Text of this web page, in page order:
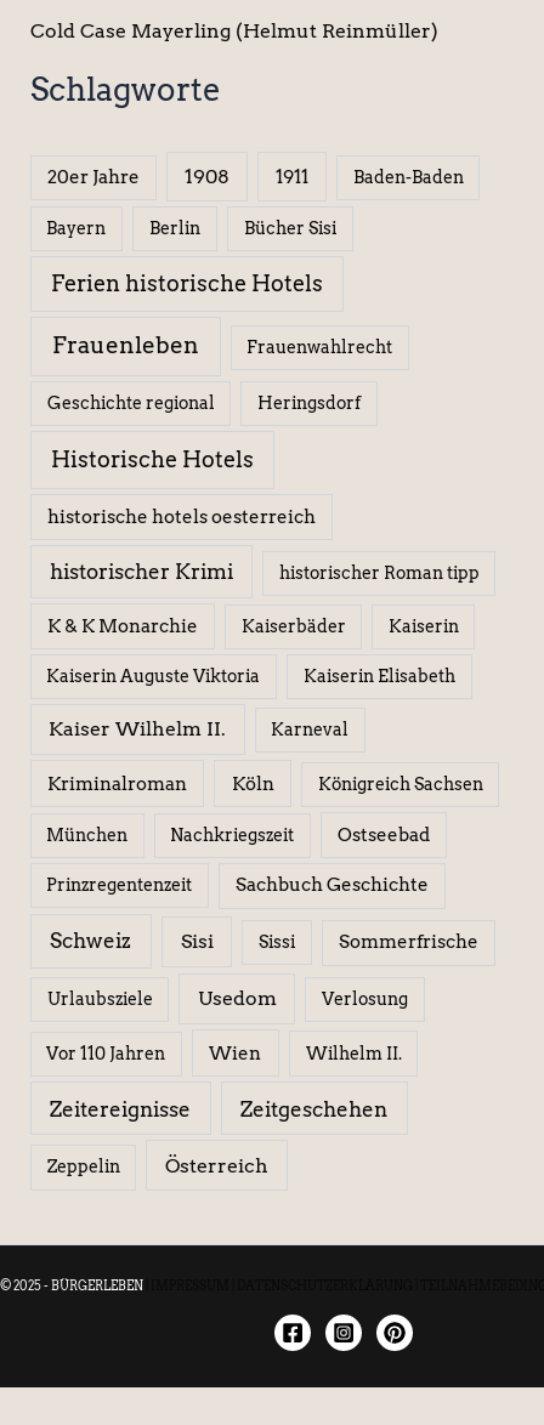
Cold Case Mayerling (Helmut Reinmüller)
Schlagworte
20er Jahre 1908 1911 Baden-Baden
Bayern Berlin Bücher Sisi
Ferien historische Hotels
Frauenleben Frauenwahlrecht
Geschichte regional Heringsdorf
Historische Hotels
historische hotels oesterreich
historischer Krimi historischer Roman tipp
K & K Monarchie Kaiserbäder Kaiserin
Kaiserin Auguste Viktoria Kaiserin Elisabeth
Kaiser Wilhelm II. Karneval
Kriminalroman Köln Königreich Sachsen
München Nachkriegszeit Ostseebad
Prinzregentenzeit Sachbuch Geschichte
Schweiz Sisi Sissi Sommerfrische
Urlaubsziele Usedom Verlosung
Vor 110 Jahren Wien Wilhelm II.
Zeitereignisse Zeitgeschehen
Zeppelin Österreich
© 2025 - BÜRGERLEBEN